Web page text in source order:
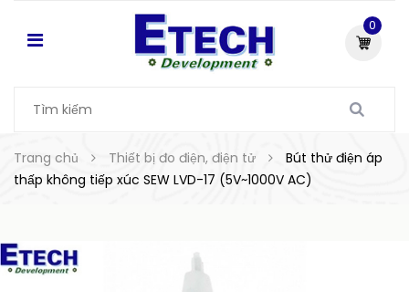
0
Trang chủ Thiết bị đo điện, điện tử
Bút thử điện áp
thấp không tiếp xúc SEW LVD-17 (5V~1000V AC)